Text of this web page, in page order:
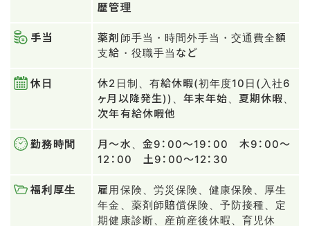
歴管理
手当
薬剤師手当・時間外手当・交通費全額
支給・役職手当など
休日
休2日制、有給休暇(初年度10日(入社6
ヶ月以降発生))、年末年始、夏期休暇、
次年有給休暇他
勤務時間
月～水、金9：00〜19：00 木9：00〜
12：00 土9：00〜12：30
福利厚生
雇用保険、労災保険、健康保険、厚生
年金、薬剤師賠償保険、予防接種、定
期健康診断、産前産後休暇、育児休